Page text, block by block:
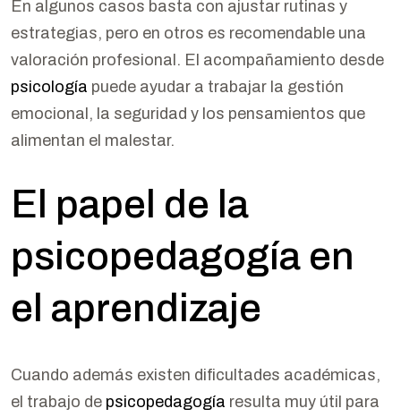
En algunos casos basta con ajustar rutinas y
estrategias, pero en otros es recomendable una
valoración profesional. El acompañamiento desde
psicología puede ayudar a trabajar la gestión
emocional, la seguridad y los pensamientos que
alimentan el malestar.
El papel de la
psicopedagogía en
el aprendizaje
Cuando además existen dificultades académicas,
el trabajo de psicopedagogía resulta muy útil para